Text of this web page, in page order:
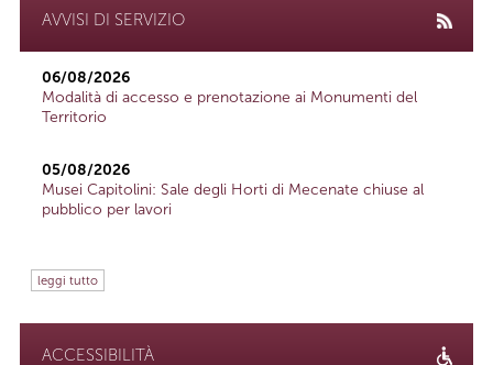
AVVISI DI SERVIZIO
06/08/2026
Modalità di accesso e prenotazione ai Monumenti del
Territorio
05/08/2026
Musei Capitolini: Sale degli Horti di Mecenate chiuse al
pubblico per lavori
leggi tutto
ACCESSIBILITÀ